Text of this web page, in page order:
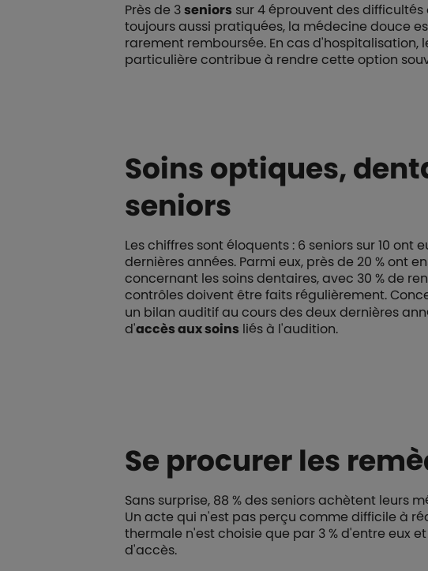
Près de 3seniors sur 4 éprouvent des difficultés
toujours aussi pratiquées, la médecine douce
rarement remboursée. En cas
particulière contribue à rendre cette option
Soins optiques,
seniors
Les chiffres sont éloquents : 6 seniors sur 10
dernières années. Parmi eux, près de 20 % ont
concernant les soins dentaires, avec 30 % de
contrôles doivent être faits régulièrement.
un bilan auditif au cours des deux dernières
d'accès aux soins liés à l'audition.
Se procurer les
Sans surprise, 88 % des seniors achètent leurs
Un acte qui n'est pas perçu comme difficile à
thermale n'est choisie que par 3 % d'entre eux
d'accès.